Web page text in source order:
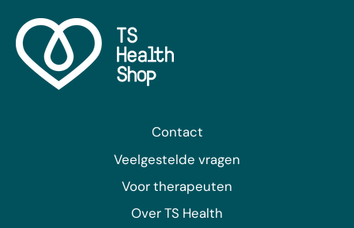
Contact
Veelgestelde vragen
Voor therapeuten
Over TS Health